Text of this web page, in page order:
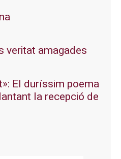
veritat amagades
El duríssim poema
la recepció de